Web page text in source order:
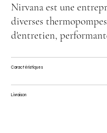
Nirvana est une
diverses
d'entretien,
Caractéristiques
Livraison